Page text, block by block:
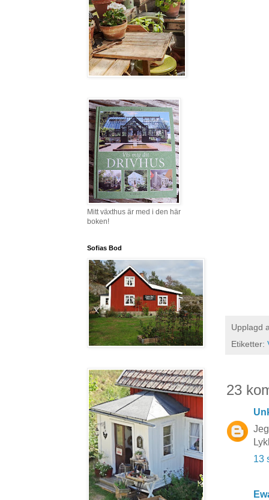
Upplagd
Etiketter:
23
13
Mitt växthus är med i den här
boken!
Sofias Bod